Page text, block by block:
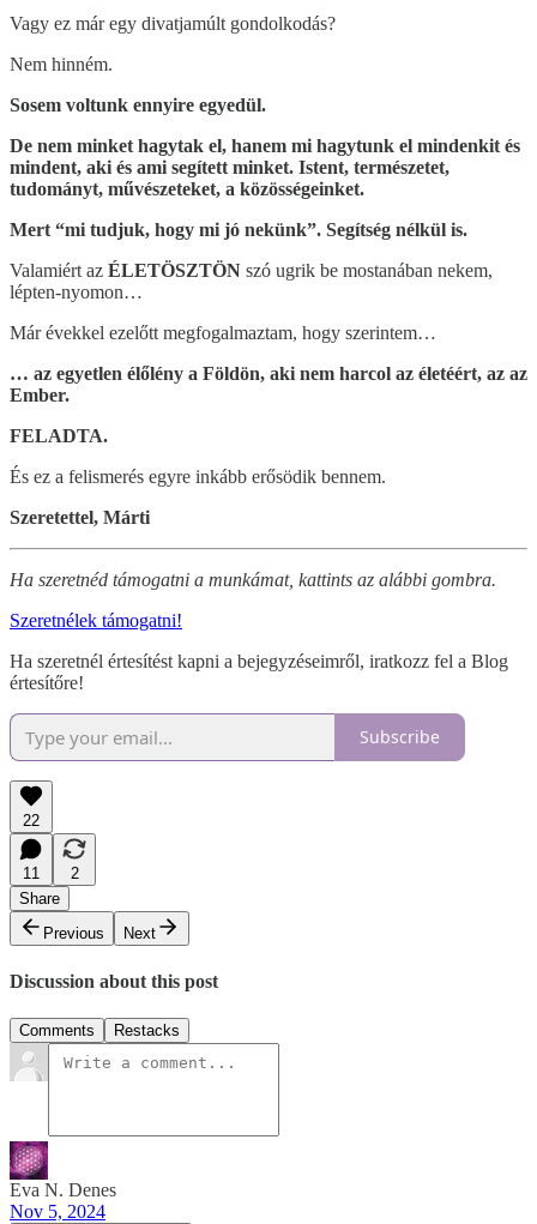
Vagy ez már egy divatjamúlt gondolkodás?
Nem hinném.
Sosem voltunk ennyire egyedül.
De nem minket hagytak el, hanem mi hagytunk el mindenkit és
mindent, aki és ami segített minket. Istent, természetet,
tudományt, művészeteket, a közösségeinket.
Mert “mi tudjuk, hogy mi jó nekünk”. Segítség nélkül is.
Valamiért az ÉLETÖSZTÖN szó ugrik be mostanában nekem,
lépten-nyomon…
Már évekkel ezelőtt megfogalmaztam, hogy szerintem…
… az egyetlen élőlény a Földön, aki nem harcol az életéért, az az
Ember.
FELADTA.
És ez a felismerés egyre inkább erősödik bennem.
Szeretettel, Márti
Ha szeretnéd támogatni a munkámat, kattints az alábbi gombra.
Szeretnélek támogatni!
Ha szeretnél értesítést kapni a bejegyzéseimről, iratkozz fel a Blog
értesítőre!
Subscribe
22
11
2
Share
Previous
Next
Discussion about this post
Comments Restacks
Eva N. Denes
Nov 5, 2024